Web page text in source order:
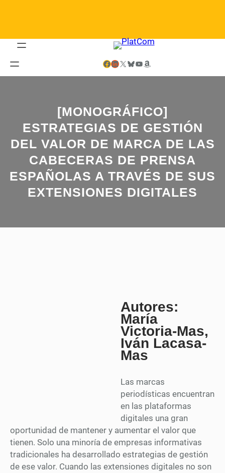
Facebook LinkedIn X Bluesky YouTube Amazon
[MONOGRÁFICO]
ESTRATEGIAS DE GESTIÓN
DEL VALOR DE MARCA DE LAS
CABECERAS DE PRENSA
ESPAÑOLAS A TRAVÉS DE SUS
EXTENSIONES DIGITALES
Autores:
María
Victoria-Mas,
Iván Lacasa-
Mas
Las marcas
periodísticas encuentran
en las plataformas
digitales una gran
oportunidad de mantener y aumentar el valor que
tienen. Solo una minoría de empresas informativas
tradicionales ha desarrollado estrategias de gestión
de ese valor. Cuando las extensiones digitales no son